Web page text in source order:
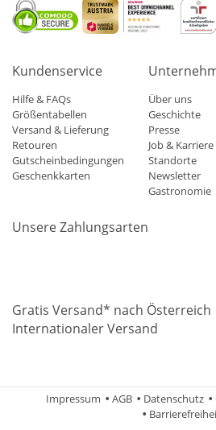
Kundenservice
Hilfe & FAQs
Größentabellen
Versand & Lieferung
Retouren
Gutscheinbedingungen
Geschenkkarten
Über uns
Geschichte
Presse
Job & Karriere
Standorte
Newsletter
Gastronomie
Unsere Zahlungsarten
Gratis Versand* nach Österreich
Internationaler Versand
Impressum AGB Datenschutz